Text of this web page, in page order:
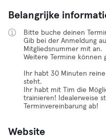
Belangrijke
Bitte buche deinen
Gib bei der Anmeldung
Mitgliedsnummer mit an.
Weitere Termine können
Ihr habt 30 Minuten
steht.
Ihr habt mit Tim die
trainieren! Idealerweise
Terminvereinbarung ab!
Website